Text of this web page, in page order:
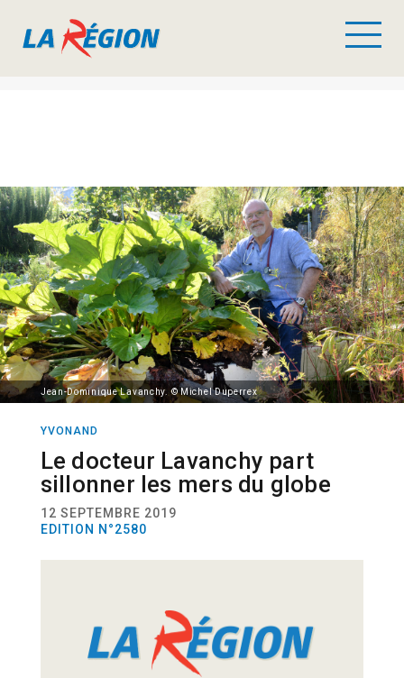
Jean-Dominique Lavanchy. © Michel Duperrex
YVONAND
Le docteur Lavanchy part
sillonner les mers du globe
12 SEPTEMBRE 2019
EDITION N°2580